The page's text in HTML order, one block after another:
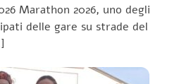
Marathon 2026, uno degli
delle gare su strade del